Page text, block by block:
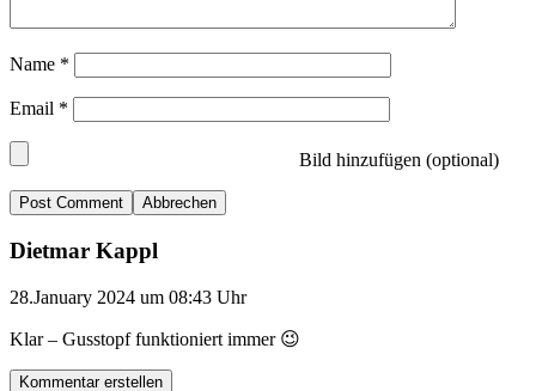
Name *
Email *
Bild hinzufügen (optional)
Abbrechen
Dietmar Kappl
28.January 2024 um 08:43 Uhr
Klar – Gusstopf funktioniert immer 😉
Kommentar erstellen